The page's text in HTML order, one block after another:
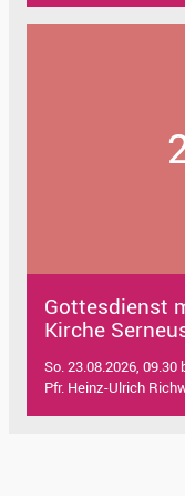
Gottesdienst
Kirche
So. 23.08.2026, 09.30
Pfr. Heinz-Ulrich